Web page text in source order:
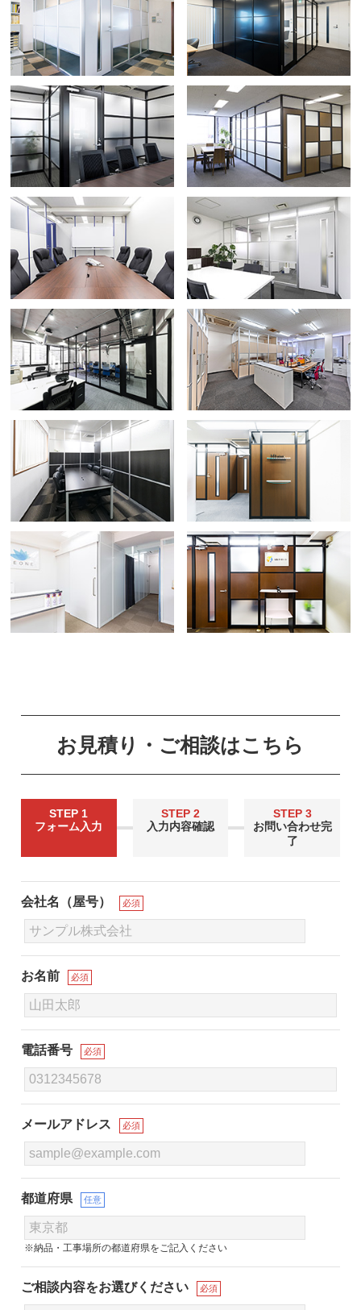
お見積り・ご相談はこちら
STEP 1
フォーム入力
STEP 2
入力内容確認
STEP 3
お問い合わせ完
了
会社名（屋号） 必須
お名前 必須
電話番号 必須
メールアドレス 必須
都道府県 任意
※納品・工事場所の都道府県をご記入ください
ご相談内容をお選びください 必須